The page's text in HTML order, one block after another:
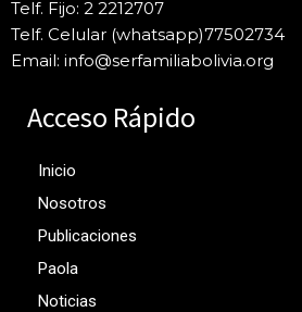
Telf. Fijo: 2 2212707
Telf. Celular (whatsapp)77502734
Email: info@serfamiliabolivia.org
Acceso Rápido
Inicio
Nosotros
Publicaciones
Paola
Noticias